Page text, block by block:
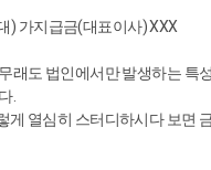
) 가지급금(대표이사) XXX
래도 법인에서만 발생하는 특
.
게 열심히 스터디하시다 보면